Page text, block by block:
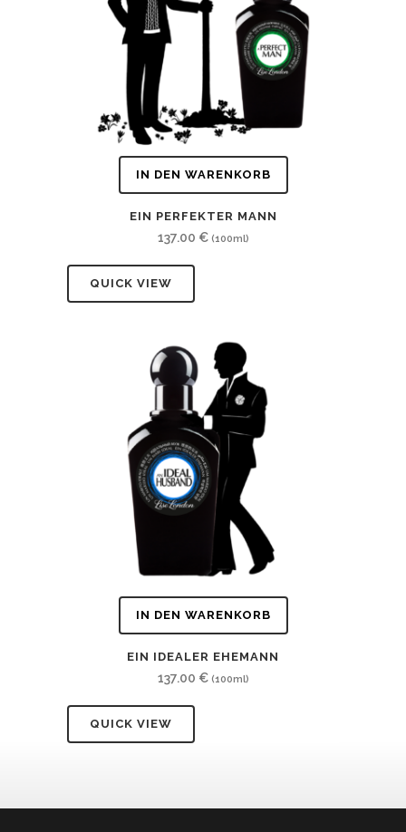
IN DEN WARENKORB
EIN PERFEKTER MANN
137.00 €(100ml)
QUICK VIEW
IN DEN WARENKORB
EIN IDEALER EHEMANN
137.00 €(100ml)
QUICK VIEW